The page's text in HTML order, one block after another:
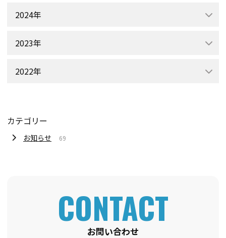
2024年
2023年
2022年
カテゴリー
お知らせ 69
お問い合わせ